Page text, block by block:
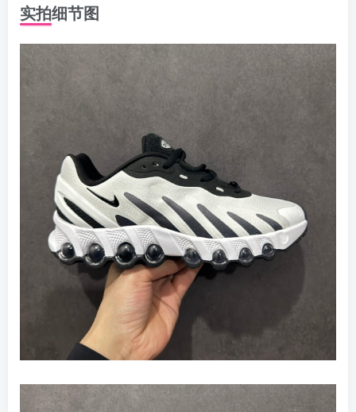
实拍细节图